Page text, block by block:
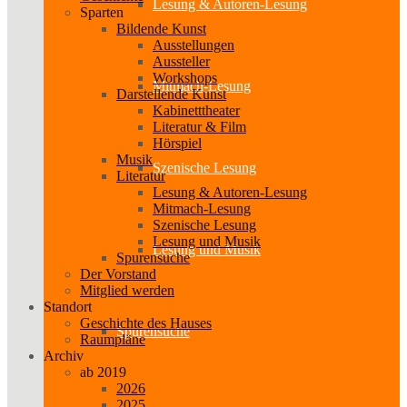
Lesung & Autoren-Lesung
Mitmach-Lesung
Szenische Lesung
Lesung und Musik
Spurensuche
Sparten
Bildende Kunst
Ausstellungen
Aussteller
Workshops
Darstellende Kunst
Kabinetttheater
Literatur & Film
Hörspiel
Musik
Literatur
Lesung & Autoren-Lesung
Mitmach-Lesung
Szenische Lesung
Lesung und Musik
Spurensuche
Der Vorstand
Mitglied werden
Standort
Geschichte des Hauses
Raumpläne
Archiv
ab 2019
2026